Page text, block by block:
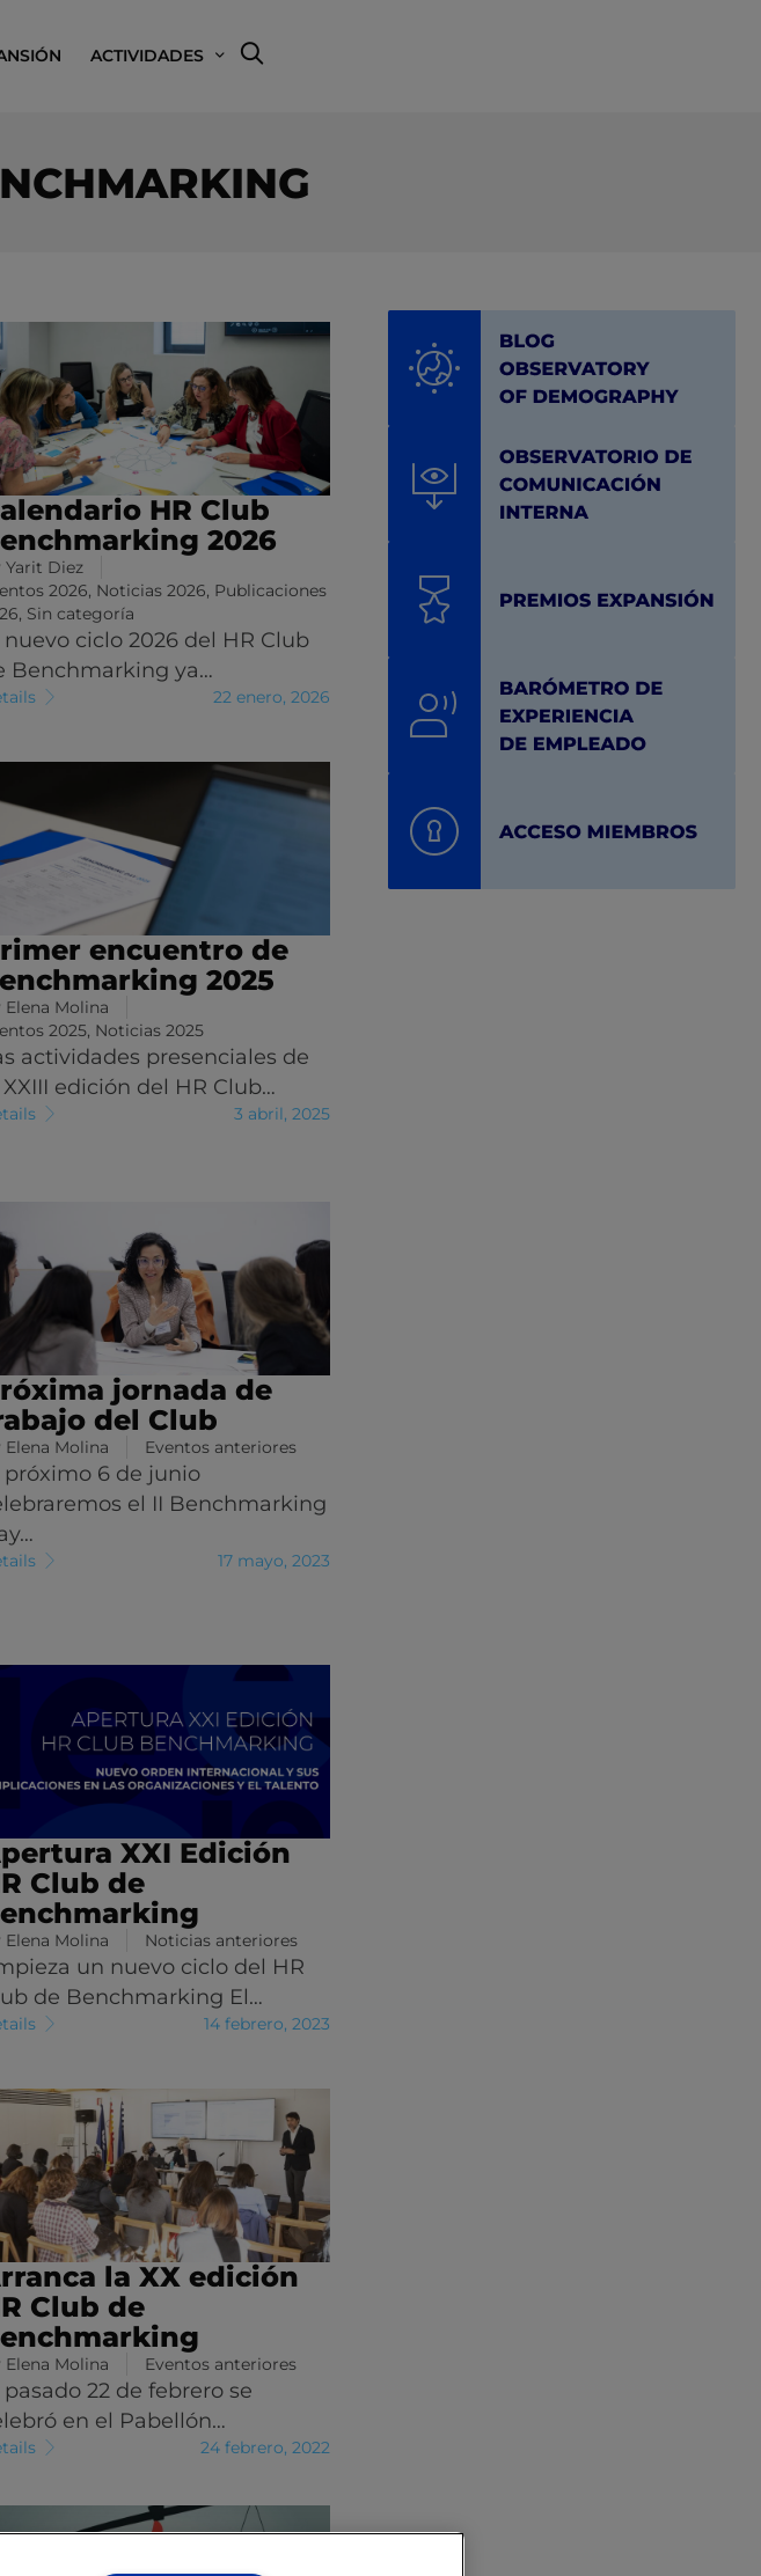
ACTIVIDADES
HR Club
2026
Yarit Diez
2026, Noticias 2026, Publicaciones
, Sin categoría
nuevo ciclo 2026 del HR Club
Benchmarking ya…
22 enero, 2026
encuentro de
2025
Elena Molina
2025, Noticias 2025
actividades presenciales de
XXIII edición del HR Club…
3 abril, 2025
jornada de
del Club
Elena Molina Eventos anteriores
próximo 6 de junio
el II Benchmarking
17 mayo, 2023
XXI Edición
Club de
Elena Molina Noticias anteriores
un nuevo ciclo del HR
de Benchmarking El…
14 febrero, 2023
la XX edición
Club de
Elena Molina Eventos anteriores
pasado 22 de febrero se
en el Pabellón…
24 febrero, 2022